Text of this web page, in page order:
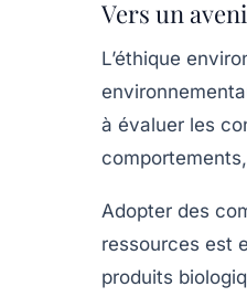
Vers un
L’éthique
à évaluer les
Adopter des
ressources est
produits